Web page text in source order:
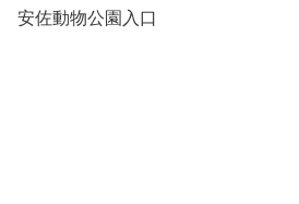
安佐動物公園入口